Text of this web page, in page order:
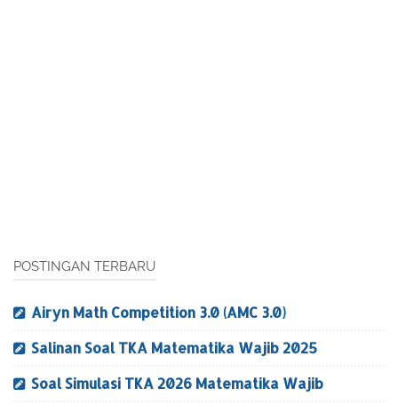
POSTINGAN TERBARU
Airyn Math Competition 3.0 (AMC 3.0)
Salinan Soal TKA Matematika Wajib 2025
Soal Simulasi TKA 2026 Matematika Wajib